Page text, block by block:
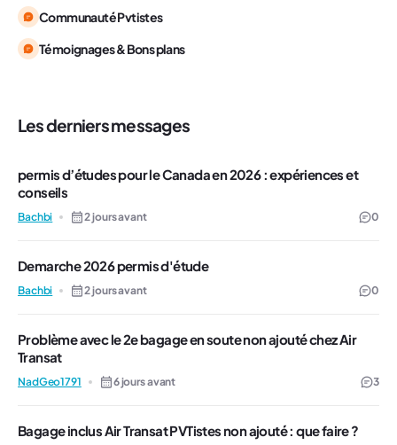
Communauté Pvtistes
Témoignages & Bons plans
Les derniers messages
permis d’études pour le Canada en 2026 : expériences et
conseils
Bachbi 2 jours avant 0
Demarche 2026 permis d'étude
Bachbi 2 jours avant 0
Problème avec le 2e bagage en soute non ajouté chez Air
Transat
NadGeo1791 6 jours avant 3
Bagage inclus Air Transat PVTistes non ajouté : que faire ?